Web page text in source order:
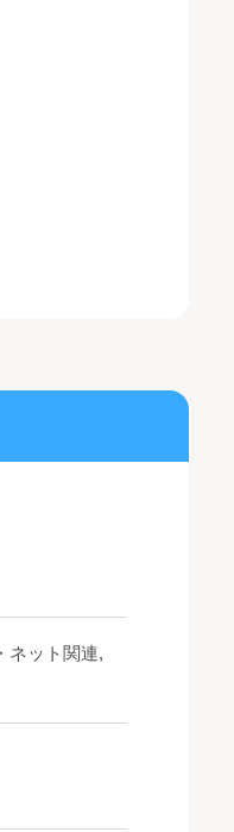
ネット関連,